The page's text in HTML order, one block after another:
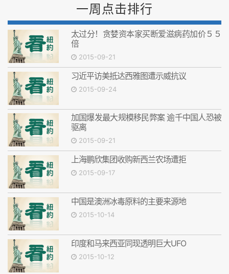
一周点击排行
太过分！贪婪资本家买断爱滋病药加价５５
倍
2015-09-21
习近平访美抵达西雅图遭示威抗议
2015-09-24
加国爆发最大规模移民弊案 逾千中国人恐被
驱离
2015-09-21
上海鹏欣集团收购新西兰农场遭拒
2015-09-17
中国是澳洲冰毒原料的主要来源地
2015-10-14
印度和马来西亚同现透明巨大UFO
2015-10-12